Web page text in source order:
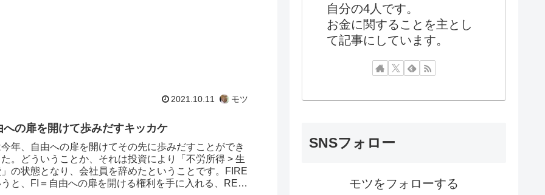
2021.10.11 モツ
への扉を開けて歩みだすキッカケ
年、自由への扉を開けてその先に歩みだすことができ
た。どういうことか、それは投資により「不労所得 > 生
の状態となり、会社員を辞めたということです。FIRE
と、FI＝自由への扉を開ける権利を手に入れる、RE＝
自分の4人です。
お金に関することを主とし
て記事にしています。
SNSフォロー
モツをフォローする